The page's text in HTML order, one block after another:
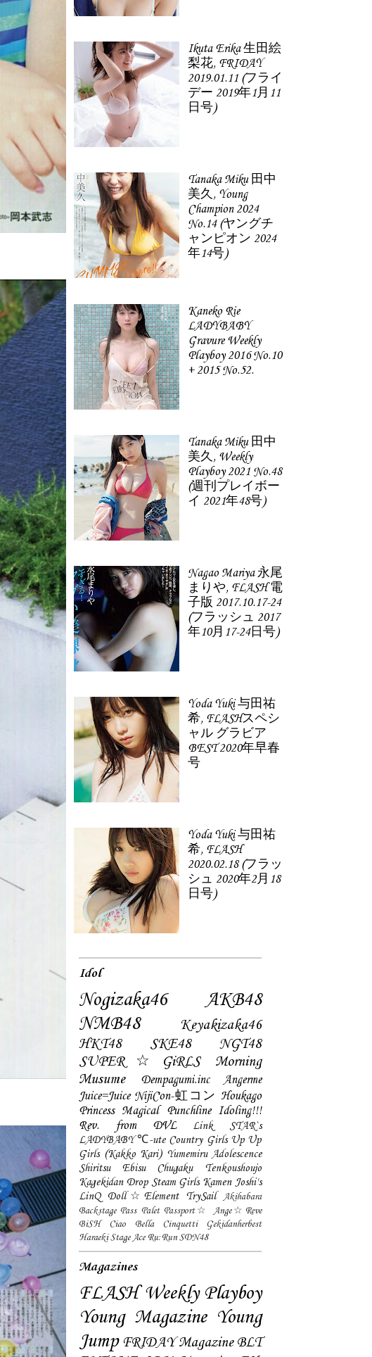
Ikuta Erika 生田絵
梨花, FRIDAY
2019.01.11 (フライ
デー 2019年1月11
日号)
Tanaka Miku 田中
美久, Young
Champion 2024
No.14 (ヤングチ
ャンピオン 2024
年14号)
Kaneko Rie
LADYBABY
Gravure Weekly
Playboy 2016 No.10
+ 2015 No.52.
Tanaka Miku 田中
美久, Weekly
Playboy 2021 No.48
(週刊プレイボー
イ 2021年48号)
Nagao Mariya 永尾
まりや, FLASH 電
子版 2017.10.17-24
(フラッシュ 2017
年10月17-24日号)
Yoda Yuki 与田祐
希, FLASHスペシ
ャル グラビア
BEST 2020年早春
号
Yoda Yuki 与田祐
希, FLASH
2020.02.18 (フラッ
シュ 2020年2月18
日号)
Idol
Nogizaka46
AKB48
NMB48
Keyakizaka46
HKT48
SKE48
NGT48
SUPER☆GiRLS
Morning
Musume
Dempagumi.inc
Angerme
Juice=Juice NijiCon-虹コン Houkago
Princess Magical Punchline Idoling!!!
Rev. from DVL
Link STAR`s
LADYBABY ℃-ute Country Girls Up Up
Girls (Kakko Kari) Yumemiru Adolescence
Shiritsu Ebisu Chugaku
Tenkoushoujo
Kagekidan Drop Steam Girls Kamen Joshi's
LinQ Doll☆Element TrySail
Akihabara
Backstage Pass Palet Passport☆
Ange☆Reve
BiSH
Ciao Bella Cinquetti
Gekidanherbest
Haraeki Stage Ace Ru:Run SDN48
Magazines
FLASH Weekly Playboy
Young Magazine Young
Jump FRIDAY Magazine BLT